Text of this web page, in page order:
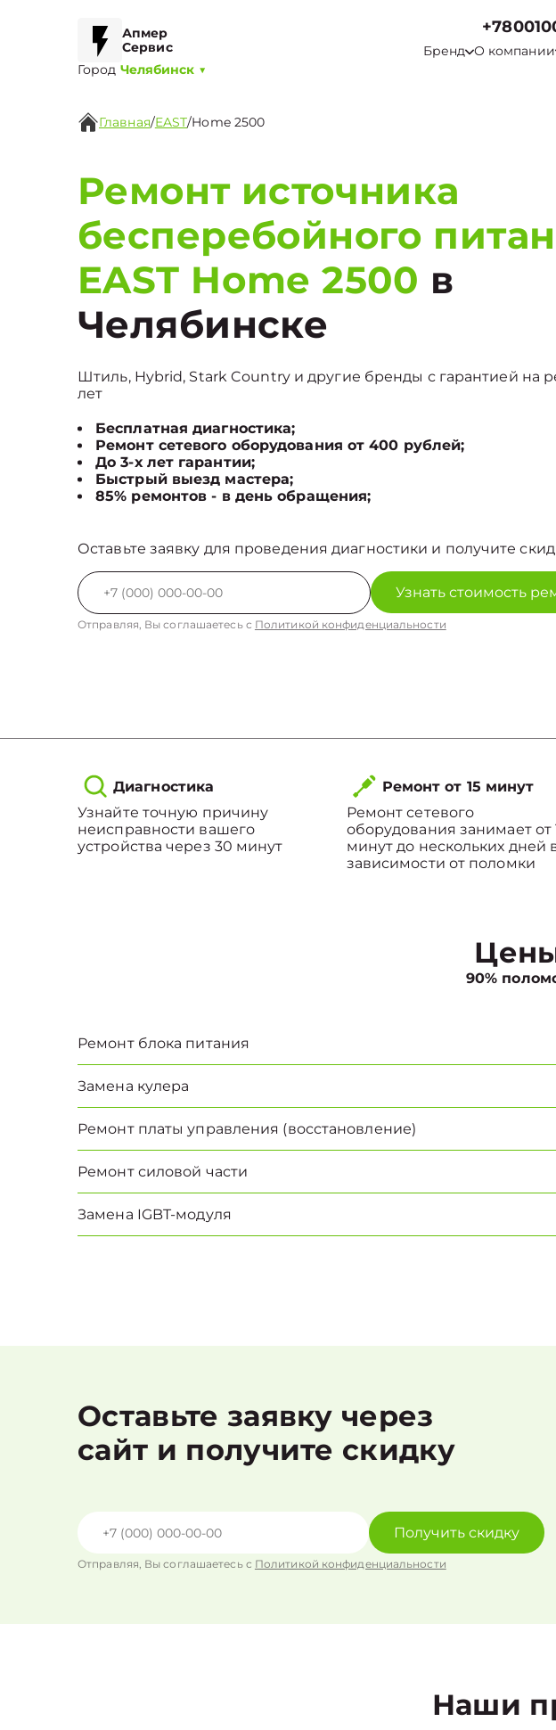
Апмер
Сервис
Город Челябинск ▼
Бренд О компании
Главная/EAST/Home 2500
Ремонт источника
бесперебойного
EAST Home 2500 в
Челябинске
Штиль, Hybrid, Stark Country и другие бренды с гарантией на
лет
Бесплатная диагностика;
Ремонт сетевого оборудования от 400 рублей;
До 3-х лет гарантии;
Быстрый выезд мастера;
85% ремонтов - в день обращения;
Оставьте заявку для проведения диагностики и получите
Узнать стоимость
Отправляя, Вы соглашаетесь с Политикой конфиденциальности
Диагностика
Узнайте точную причину
неисправности вашего
устройства через 30 минут
Ремонт от 15 минут
Ремонт сетевого
оборудования занимает от
минут до нескольких дней
зависимости от поломки
90%
Ремонт блока питания
Замена кулера
Ремонт платы управления (восстановление)
Ремонт силовой части
Замена IGBT-модуля
Оставьте заявку через
сайт и получите скидку
Получить скидку
Отправляя, Вы соглашаетесь с Политикой конфиденциальности
Наши